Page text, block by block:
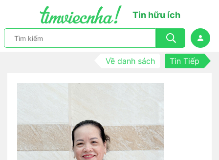
Tin hữu ích
Về danh sách Tin Tiếp